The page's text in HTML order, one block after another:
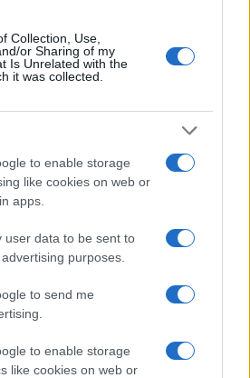
Collection, Use,
or Sharing of my
Is Unrelated with the
it was collected.
to enable storage
like cookies on web or
apps.
user data to be sent to
purposes.
to send me
to enable storage
like cookies on web or